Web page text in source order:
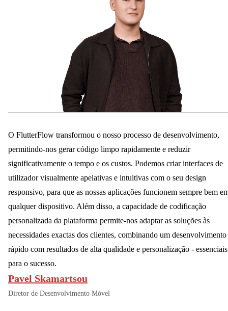
O FlutterFlow transformou o nosso processo de desenvolvimento,
permitindo-nos gerar código limpo rapidamente e reduzir
significativamente o tempo e os custos. Podemos criar interfaces de
utilizador visualmente apelativas e intuitivas com o seu design
responsivo, para que as nossas aplicações funcionem sempre bem
qualquer dispositivo. Além disso, a capacidade de codificação
personalizada da plataforma permite-nos adaptar as soluções às
necessidades exactas dos clientes, combinando um desenvolvimento
rápido com resultados de alta qualidade e personalização - essenciais
para o sucesso.
Pavel Skamartsou
Diretor de Desenvolvimento Móvel